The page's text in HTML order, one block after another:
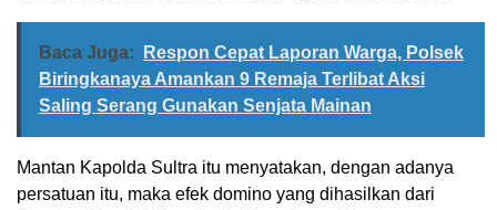
Baca Juga:
Respon Cepat Laporan Warga, Polsek
Biringkanaya Amankan 9 Remaja Terlibat Aksi
Saling Serang Gunakan Senjata Mainan
Mantan Kapolda Sultra itu menyatakan, dengan adanya
persatuan itu, maka efek domino yang dihasilkan dari